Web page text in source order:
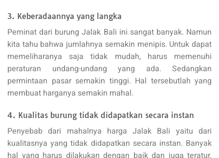
3. Keberadaannya yang langka
Peminat dari burung Jalak Bali ini sangat banyak. Namun
kita tahu bahwa jumlahnya semakin menipis. Untuk dapat
memeliharanya saja tidak mudah, harus memenuhi
peraturan undang-undang yang ada. Sedangkan
permintaan pasar semakin tinggi. Hal tersebutlah yang
membuat harganya semakin mahal.
4. Kualitas burung tidak didapatkan secara instan
Penyebab dari mahalnya harga Jalak Bali yaitu dari
kualitasnya yang tidak didapatkan secara instan. Banyak